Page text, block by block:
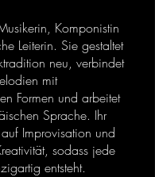
Komponistin
Leiterin. Sie gestaltet
neu, verbindet
mit
Formen und arbeitet
Sprache. Ihr
Improvisation und
sodass jede
entsteht.